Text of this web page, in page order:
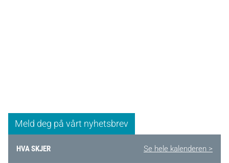
Meld deg på vårt nyhetsbrev
HVA SKJER Se hele kalenderen >